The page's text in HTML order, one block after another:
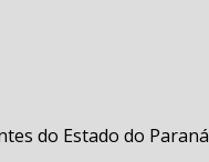
do Estado do Paraná